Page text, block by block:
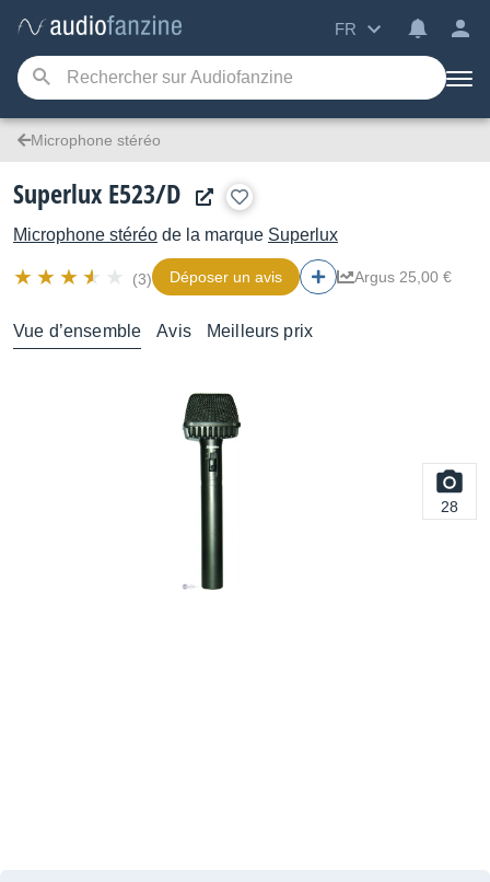
FR
Microphone stéréo
Superlux E523/D
Microphone stéréo de la marque Superlux
(3) Déposer un avis Argus 25,00 €
Vue d’ensemble Avis Meilleurs prix
28